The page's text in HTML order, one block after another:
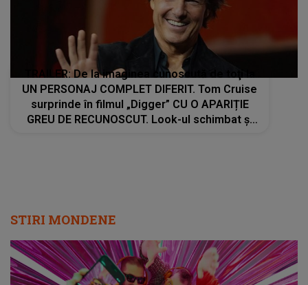
TRAILER: De la imaginea cunoscută de toţi la
UN PERSONAJ COMPLET DIFERIT. Tom Cruise
surprinde în filmul „Digger” CU O APARIȚIE
GREU DE RECUNOSCUT. Look-ul schimbat şi
STIRI MONDENE